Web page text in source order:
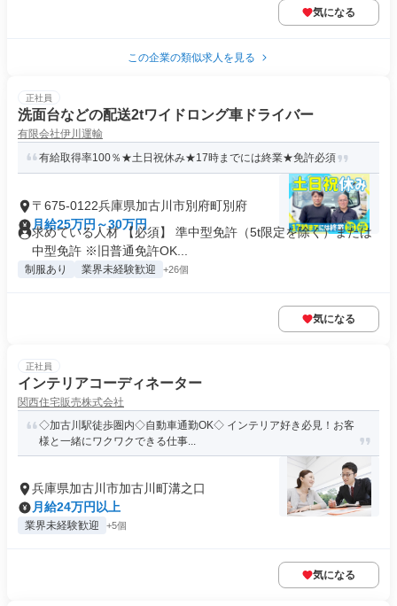
気になる
この企業の類似求人を見る
正社員
洗面台などの配送2tワイドロング車ドライバー
有限会社伊川運輸
有給取得率100％★土日祝休み★17時までには終業★免許必須
〒675-0122兵庫県加古川市別府町別府
月給25万円～30万円
求めている人材 【必須】 準中型免許（5t限定を除く）または
中型免許 ※旧普通免許OK...
制服あり 業界未経験歓迎 +26個
気になる
正社員
インテリアコーディネーター
関西住宅販売株式会社
◇加古川駅徒歩圏内◇自動車通勤OK◇ インテリア好き必見！お客
様と一緒にワクワクできる仕事...
兵庫県加古川市加古川町溝之口
月給24万円以上
業界未経験歓迎 +5個
気になる